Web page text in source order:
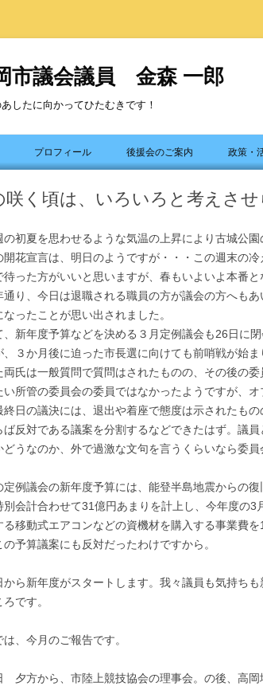
市議会議員 金森 一郎
したに向かってひたむきです！
プロフィール 後援会のご案内 政策・
咲く頃は、いろいろと考えさせ
初夏を思わせるような気温の上昇により古城公
開花宣言は、明日のようですが・・・この週末の
待った方がいいと思いますが、春もいよいよ本番と
り、今日は退職される職員の方が議会の方へも
なったことが思い出されました。
新年度予算などを決める３月定例議会も26日に
、３か月後に迫った市長選に向けても前哨戦が始
両氏は一般質問で質問はされたものの、その後の
い所管の委員会の委員ではなかったようですが、
終日の議決には、退出や着座で態度は示されたも
ば反対である議案を分割するなどできたはず。議
どうなのか、外で過激な文句を言うくらいなら委
例議会の新年度予算には、能登半島地震からの
別会計合わせて31億円あまりを計上し、今年度の3
る移動式エアコンなどの資機材を購入する事業費
の予算議案にも反対だったわけですから。
ら新年度がスタートします。我々議員も気持ちも
です。
は、今月のご報告です。
夕方から、市陸上競技協会の理事会。の後、高岡